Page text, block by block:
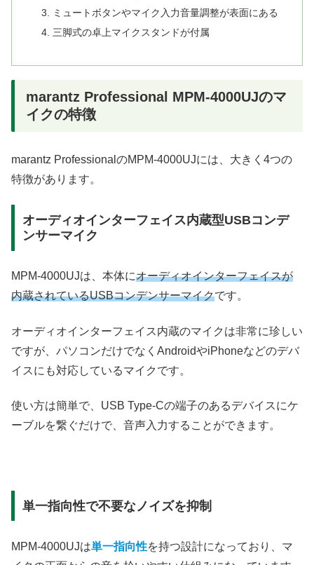
ミュートボタンやマイク入力音量調整が表面にある
三脚式の卓上マイクスタンドが付属
marantz Professional MPM-4000UJのマ
イクの特徴
marantz ProfessionalのMPM-4000UJには、大きく4つの
特徴があります。
オーディオインターフェイス内蔵型USBコンデ
ンサーマイク
MPM-4000UJは、本体にオーディオインターフェイスが
内蔵されているUSBコンデンサーマイクです。
オーディオインターフェイス内蔵のマイクは非常に珍しい
ですが、パソコンだけでなくAndroidやiPhoneなどのデバ
イスにも対応しているマイクです。
使い方は簡単で、USB Type-Cの端子のあるデバイスにケ
ーブルを繋ぐだけで、音声入力することができます。
単一指向性で不要なノイズを抑制
MPM-4000UJは単一指向性を持つ設計になっており、マ